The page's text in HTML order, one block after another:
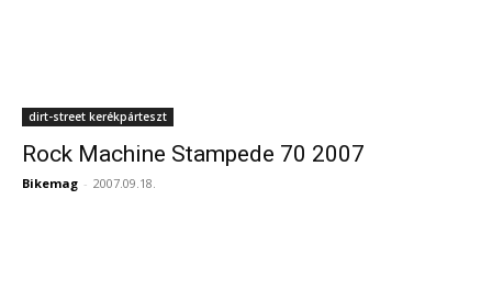
dirt-street kerékpárteszt
Rock Machine Stampede 70 2007
Bikemag - 2007.09.18.